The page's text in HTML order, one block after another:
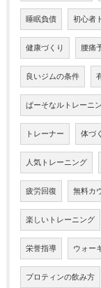
睡眠負債 初心者
健康づくり 腰痛
良いジムの条件
ぱーそなルトレーニ
トレーナー 体づ
人気トレーニング
疲労回復 無料カ
楽しいトレーニング
栄誉指導 ウォー
プロティンの飲み方